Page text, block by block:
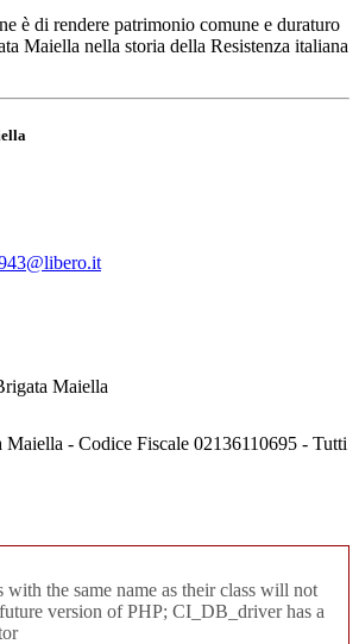
è di rendere patrimonio comune e duraturo
Maiella nella storia della Resistenza italiana
- Codice Fiscale 02136110695 - Tutti
with the same name as their class will not
version of PHP; CI_DB_driver has a